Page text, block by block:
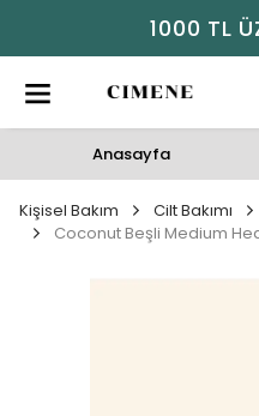
1000 TL
Anasayfa
Kişisel Bakım Cilt Bakımı
Coconut Beşli Medium